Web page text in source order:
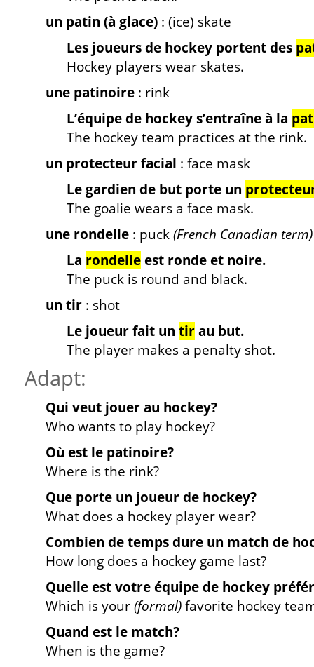
un patin (à glace) : (ice) skate
Les joueurs de hockey portent des
Hockey players wear skates.
une patinoire : rink
L’équipe de hockey s’entraîne à la
The hockey team practices at the rink.
un protecteur facial : face mask
Le gardien de but porte un
The goalie wears a face mask.
une rondelle : puck(French Canadian term)
La rondelleest ronde et noire.
The puck is round and black.
un tir : shot
Le joueur fait un tirau but.
The player makes a penalty shot.
Adapt:
Qui veut jouer au hockey?
Who wants to play hockey?
Où est le patinoire?
Where is the rink?
Que porte un joueur de hockey?
What does a hockey player wear?
Combien de temps dure un match de
How long does a hockey game last?
Quelle est votre équipe de hockey
Which is your(formal)favorite hockey
Quand est le match?
When is the game?